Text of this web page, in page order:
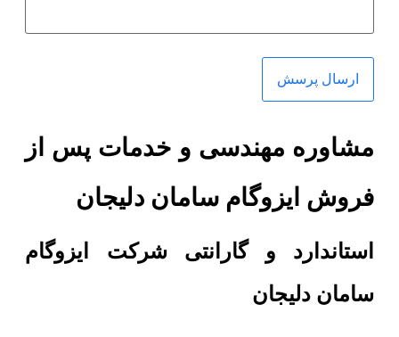
مشاوره مهندسی و خدمات پس از
فروش ایزوگام سامان دلیجان
استاندارد و گارانتی شرکت ایزوگام
سامان دلیجان